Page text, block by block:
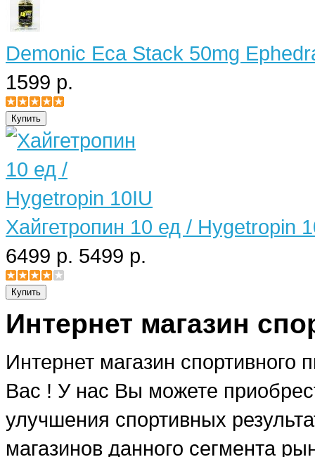
Demonic Eca Stack 50mg
1599 р.
Хайгетропин 10 ед / Hygetropin
6499 р. 5499 р.
Интернет магазин
Интернет магазин спортивного
Вас ! У нас Вы можете
улучшения спортивных
магазинов данного сегмента